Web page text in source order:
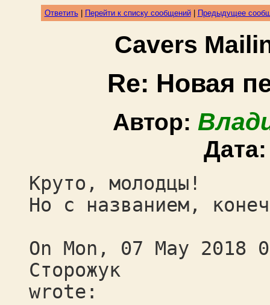
Ответить| Перейти к списку сообщений| Предыдущее
Cavers
Re: Новая
Автор:
Круто, молодцы!
Но с названием,
On Mon, 07 May 2018
Сторожук
wrote: